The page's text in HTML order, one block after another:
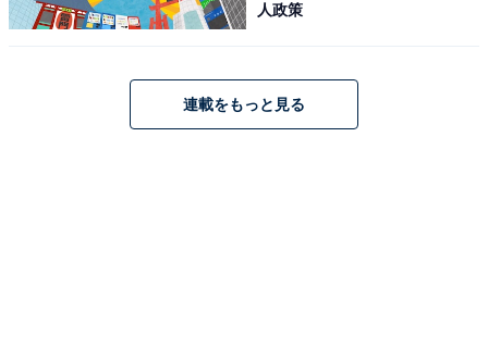
人政策
連載をもっと見る